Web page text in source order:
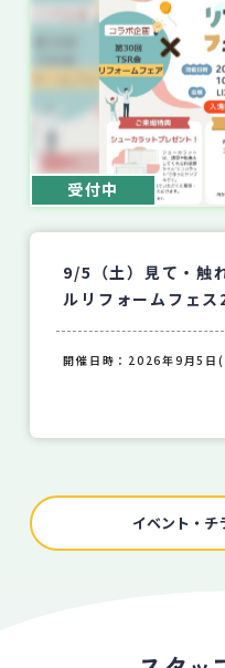
受付中
9/5（土）見て・触
ルリフォームフェ
開催日時：2026年9月5
イベント・チ